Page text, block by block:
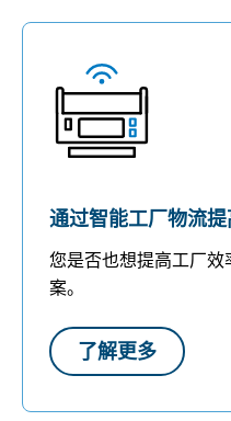
通过智能工厂物流
您是否也想提高工厂
案。
了解更多